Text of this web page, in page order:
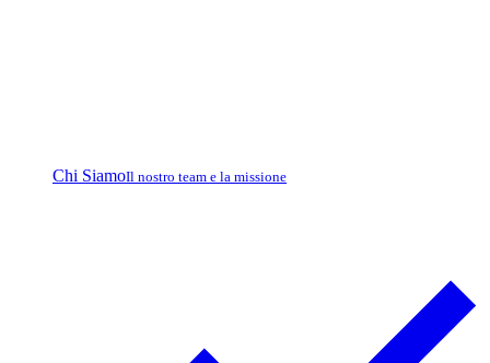
Chi SiamoIl nostro team e la missione